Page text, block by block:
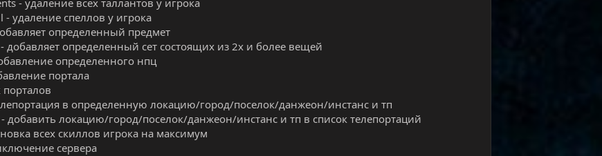
- удаление всех таллантов у игрока
- удаление спеллов у игрока
определенный предмет
добавляет определенный сет состоящих из 2х и более вещей
определенного нпц
портала
порталов
в определенную локацию/город/поселок/данжеон/инстанс и тп
- добавить локацию/город/поселок/данжеон/инстанс и тп в список телепортаций
всех скиллов игрока на максимум
сервера